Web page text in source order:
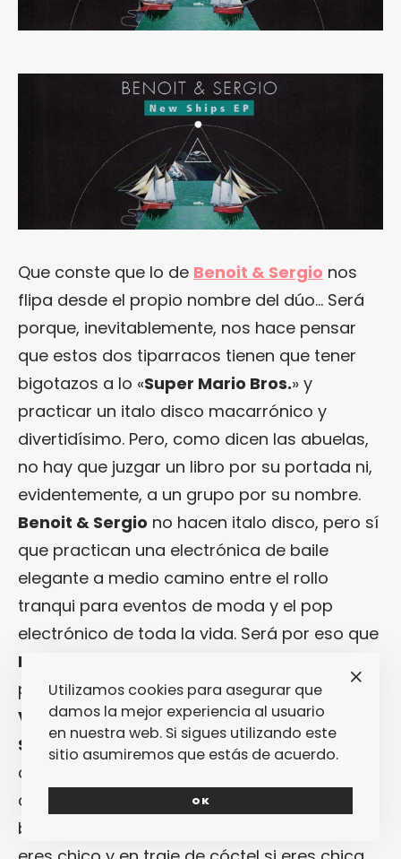
Que conste que lo de Benoit & Sergio nos
flipa desde el propio nombre del dúo… Será
porque, inevitablemente, nos hace pensar
que estos dos tiparracos tienen que tener
bigotazos a lo «Super Mario Bros.» y
practicar un italo disco macarrónico y
divertidísimo. Pero, como dicen las abuelas,
no hay que juzgar un libro por su portada ni,
evidentemente, a un grupo por su nombre.
Benoit & Sergio no hacen italo disco, pero sí
que practican una electrónica de baile
elegante a medio camino entre el rollo
tranqui para eventos de moda y el pop
electrónico de toda la vida. Será por eso que
DFA
por mucho que ahora se pasen a
Visionquest para lanzar su nuevo EP, «
Ships«, del que ya podemos escuchar la
canción titular: casi seis minutos de un
coolism cada vez más deep que hay que
bailar, evidentemente, en traje chaqueta si
Utilizamos cookies para asegurar que
damos la mejor experiencia al usuario
en nuestra web. Si sigues utilizando este
sitio asumiremos que estás de acuerdo.
OK